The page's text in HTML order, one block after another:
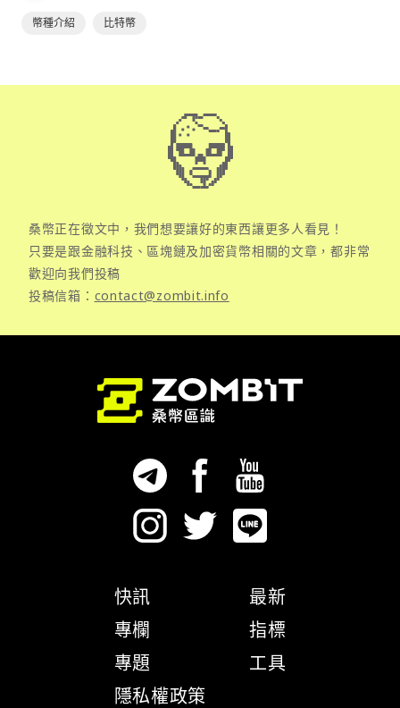
幣種介紹 比特幣
桑幣正在徵文中，我們想要讓好的東西讓更多人看見！
只要是跟金融科技、區塊鏈及加密貨幣相關的文章，都非常
歡迎向我們投稿
投稿信箱： contact@zombit.info
快訊
專欄
專題
隱私權政策
最新
指標
工具